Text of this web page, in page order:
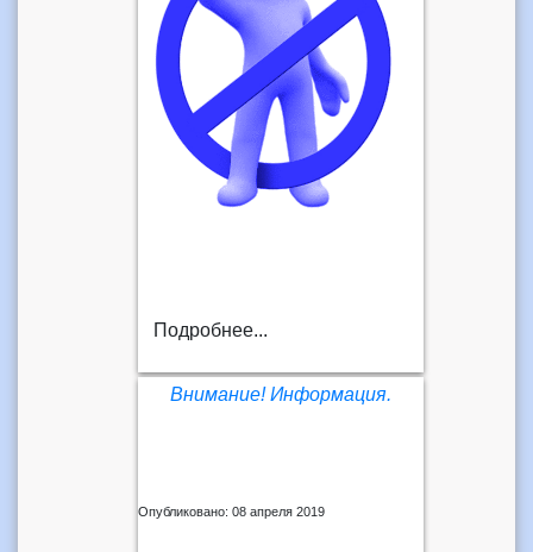
Подробнее...
Внимание! Информация.
Опубликовано: 08 апреля 2019